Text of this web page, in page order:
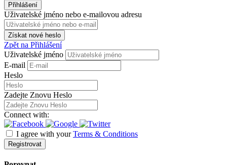
Přihlášení
Uživatelské jméno nebo e-mailovou adresu
Získat nové heslo
Zpět na Přihlášení
Uživatelské jméno
E-mail
Heslo
Zadejte Znovu Heslo
Connect with:
I agree with yourTerms & Conditions
Registrovat